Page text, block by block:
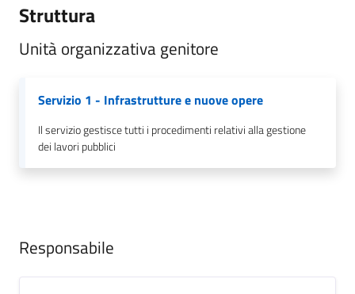
Struttura
Unità organizzativa genitore
Servizio 1 - Infrastrutture e nuove opere
Il servizio gestisce tutti i procedimenti relativi alla gestione
dei lavori pubblici
Responsabile